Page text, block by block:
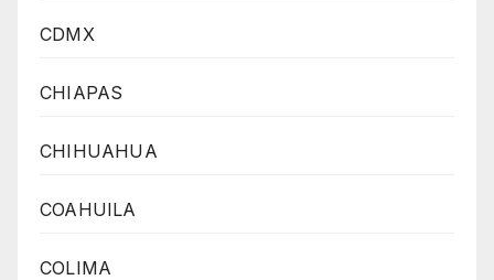
CDMX
CHIAPAS
CHIHUAHUA
COAHUILA
COLIMA